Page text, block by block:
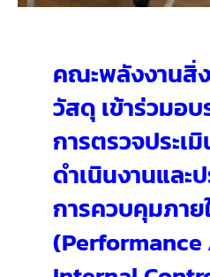
คณะพลังงานสิ่
วัสดุ เข้าร่วมอบ
การตรวจประเ
ดำเนินงานและ
การควบคุมภาย